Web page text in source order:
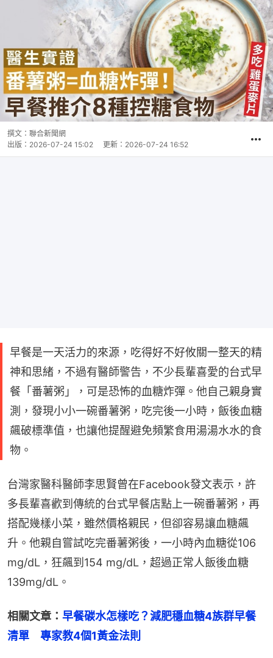
撰文： 聯合新聞網
出版： 2026-07-24 15:02 更新： 2026-07-24 16:52
早餐是一天活力的來源，吃得好不好攸關一整天的精
神和思緒，不過有醫師警告，不少長輩喜愛的台式早
餐「番薯粥」，可是恐怖的血糖炸彈。他自己親身實
測，發現小小一碗番薯粥，吃完後一小時，飯後血糖
飆破標準值，也讓他提醒避免頻繁食用湯湯水水的食
物。
台灣家醫科醫師李思賢曾在Facebook發文表示，許
多長輩喜歡到傳統的台式早餐店點上一碗番薯粥，再
搭配幾樣小菜，雖然價格親民，但卻容易讓血糖飆
升。他親自嘗試吃完番薯粥後，一小時內血糖從106
mg/dL，狂飆到154 mg/dL，超過正常人飯後血糖
139mg/dL。
相關文章： 早餐碳水怎樣吃？減肥穩血糖4族群早餐
清單　專家教4個1黃金法則